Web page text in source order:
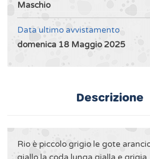
Maschio
Data ultimo avvistamento
domenica 18 Maggio 2025
Descrizione
Rio è piccolo grigio le gote